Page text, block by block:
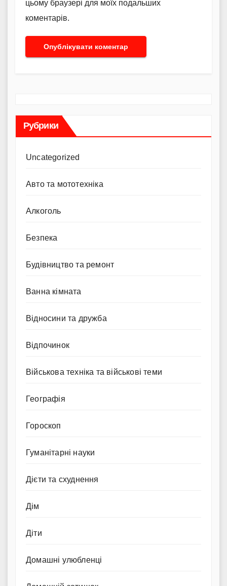
цьому браузері для моїх подальших
коментарів.
Рубрики
Uncategorized
Авто та мототехніка
Алкоголь
Безпека
Будівництво та ремонт
Ванна кімната
Відносини та дружба
Відпочинок
Військова техніка та військові теми
Географія
Гороскоп
Гуманітарні науки
Дієти та схуднення
Дім
Діти
Домашні улюбленці